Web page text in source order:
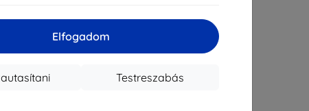
Elfogadom
Testreszabás